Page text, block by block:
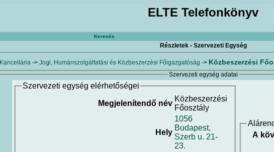
ELTE Telefonkönyv
Keresés
Részletek - Szervezeti Egység
Kancellária -> Jogi, Humánszolgáltatási és Közbeszerzési Főigazgatóság -> Közbeszerzési
Szervezeti egység adatai
Szervezeti egység elérhetőségei
Megjelenítendő név
Közbeszerzési
Főosztály
Hely
1056
Budapest,
Szerb u. 21-
23.
A